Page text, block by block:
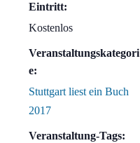
Eintritt:
Kostenlos
Veranstaltungskategori
e:
Stuttgart liest ein Buch
2017
Veranstaltung-Tags: